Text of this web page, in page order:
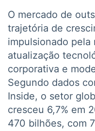
O mercado de
trajetória de
impulsionado pela
atualização
corporativa e
Segundo dados
Inside, o setor
cresceu 6,7% em
470 bilhões, com